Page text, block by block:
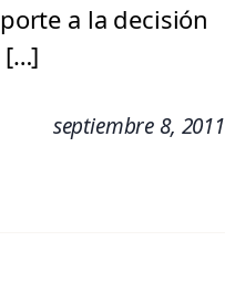
a la decisión
[…]
septiembre 8, 2011